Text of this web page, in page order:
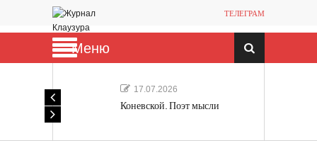
ТЕЛЕГРАМ
Меню
17.07.2026
Коневской. Поэт мысли